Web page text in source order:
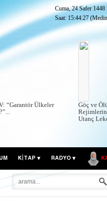
Cuma, 24 Safer 1448
Saat: 15:44:28
“Garantör Ülkeler
Göç ve
Utanç
KITAP RADYO